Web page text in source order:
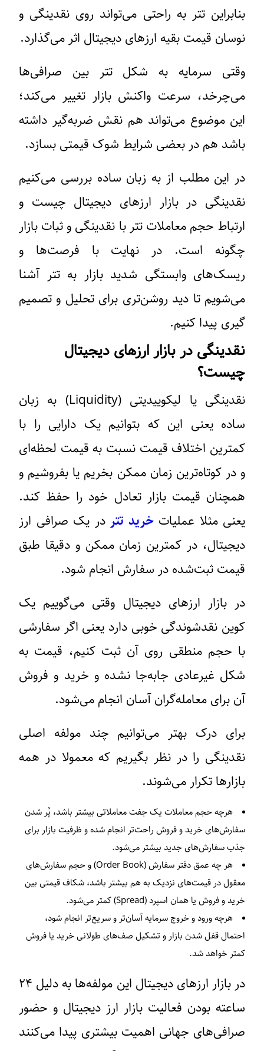
بنابراین تتر به راحتی می‌تواند روی نقدینگی و
نوسان قیمت بقیه ارزهای دیجیتال اثر می‌گذارد.
وقتی سرمایه به شکل تتر بین صرافی‌ها
می‌چرخد، سرعت واکنش بازار تغییر می‌کند؛
این موضوع می‌تواند هم نقش ضربه‌گیر داشته
باشد هم در بعضی شرایط شوک قیمتی بسازد.
در این مطلب از به زبان ساده بررسی می‌کنیم
نقدینگی در بازار ارزهای دیجیتال چیست و
ارتباط حجم معاملات تتر با نقدینگی و ثبات بازار
چگونه است. در نهایت با فرصت‌ها و
ریسک‌های وابستگی شدید بازار به تتر آشنا
می‌شویم تا دید روشن‌تری برای تحلیل و تصمیم
گیری پیدا کنیم.
نقدینگی در بازار ارزهای دیجیتال
چیست؟
نقدینگی یا لیکوییدیتی (Liquidity) به زبان
ساده یعنی این که بتوانیم یک دارایی را با
کمترین اختلاف قیمت نسبت به قیمت لحظه‌ای
و در کوتاه‌ترین زمان ممکن بخریم یا بفروشیم و
همچنان قیمت بازار تعادل خود را حفظ کند.
یعنی مثلا عملیاتخرید تتر در یک صرافی ارز
دیجیتال، در کمترین زمان ممکن و دقیقا طبق
قیمت ثبت‌شده در سفارش انجام شود.
در بازار ارزهای دیجیتال وقتی می‌گوییم یک
کوین نقدشوندگی خوبی دارد یعنی اگر سفارشی
با حجم منطقی روی آن ثبت کنیم، قیمت به
شکل غیرعادی جابه‌جا نشده و خرید و فروش
آن برای معامله‌گران آسان انجام می‌شود.
برای درک بهتر می‌توانیم چند مولفه اصلی
نقدینگی را در نظر بگیریم که معمولا در همه
بازارها تکرار می‌شوند.
هرچه حجم معاملات یک جفت معاملاتی بیشتر باشد، پُر شدن
سفارش‌های خرید و فروش راحت‌تر انجام شده و ظرفیت بازار برای
جذب سفارش‌های جدید بیشتر می‌شود.
هر چه عمق دفتر سفارش (Order Book) و حجم سفارش‌های
معقول در قیمت‌های نزدیک به هم بیشتر باشد، شکاف قیمتی بین
خرید و فروش یا همان اسپرد (Spread) کمتر می‌شود.
هرچه ورود و خروج سرمایه آسان‌تر و سریع‌تر انجام شود،
احتمال قفل شدن بازار و تشکیل صف‌های طولانی خرید یا فروش
کمتر خواهد شد.
در بازار ارزهای دیجیتال این مولفه‌ها به دلیل ۲۴
ساعته بودن فعالیت بازار ارز دیجیتال و حضور
صرافی‌های جهانی اهمیت بیشتری پیدا می‌کنند